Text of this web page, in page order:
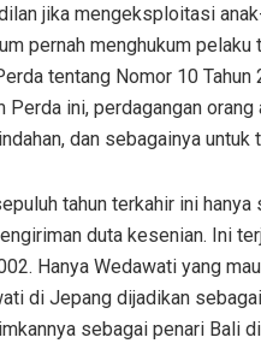
jika mengeksploitasi
pernah menghukum
tentang Nomor 10
Perda ini, perdagangan
dan sebagainya untuk
tahun terkahir ini hanya
duta kesenian. Ini
Hanya Wedawati yang
di Jepang dijadikan
sebagai penari Bali